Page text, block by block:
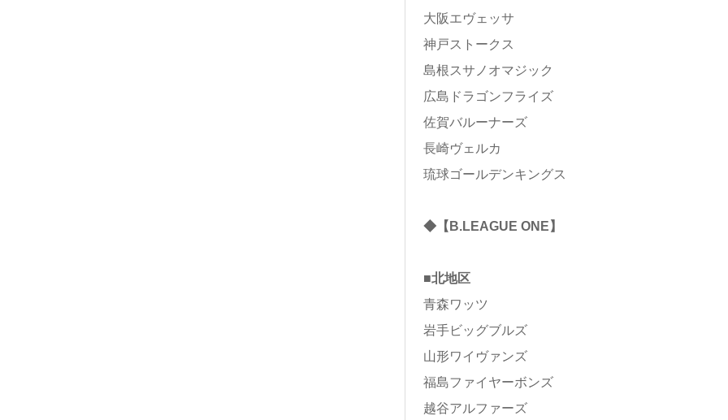
大阪エヴェッサ
神戸ストークス
島根スサノオマジック
広島ドラゴンフライズ
佐賀バルーナーズ
長崎ヴェルカ
琉球ゴールデンキングス
◆【B.LEAGUE ONE】
■北地区
青森ワッツ
岩手ビッグブルズ
山形ワイヴァンズ
福島ファイヤーボンズ
越谷アルファーズ